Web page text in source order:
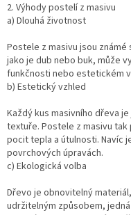
2. Výhody postelí z masivu
a) Dlouhá životnost
Postele z masivu jsou
jako je dub nebo buk, může
funkčnosti nebo estetickém
b) Estetický vzhled
Každý kus masivního dřeva
textuře. Postele z masivu
pocit tepla a útulnosti. Navíc
povrchových úpravách.
c) Ekologická volba
Dřevo je obnovitelný
udržitelným způsobem,